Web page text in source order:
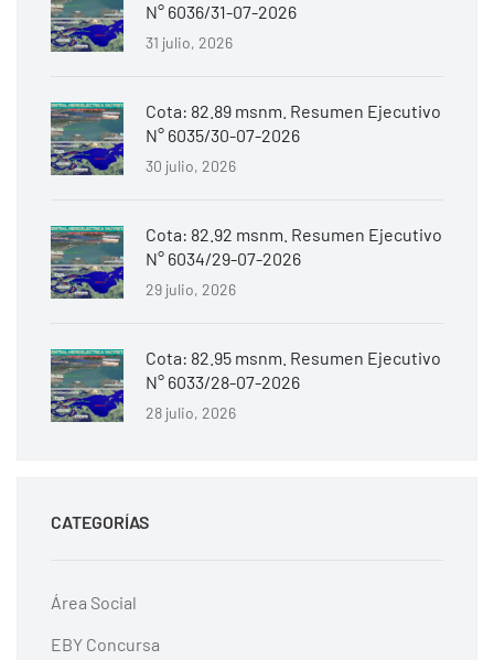
N° 6036/31-07-2026
31 julio, 2026
Cota: 82.89 msnm. Resumen Ejecutivo
N° 6035/30-07-2026
30 julio, 2026
Cota: 82.92 msnm. Resumen Ejecutivo
N° 6034/29-07-2026
29 julio, 2026
Cota: 82.95 msnm. Resumen Ejecutivo
N° 6033/28-07-2026
28 julio, 2026
CATEGORÍAS
Área Social
EBY Concursa